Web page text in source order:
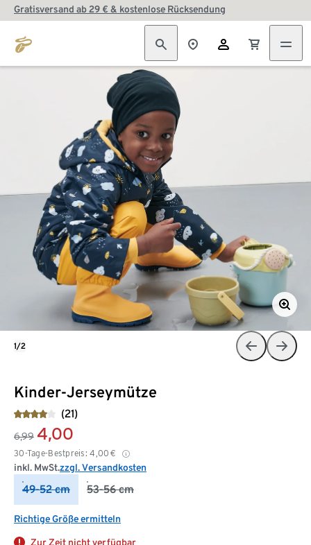
Gratisversand ab 29 € & kostenlose Rücksendung
Kinder-Jerseymütze
(21)
6,99 4,00
30-Tage-Bestpreis: 4,00 €
inkl. MwSt.zzgl. Versandkosten
49-52 cm 53-56 cm
Richtige Größe ermitteln
Zur Zeit nicht verfügbar
1/2